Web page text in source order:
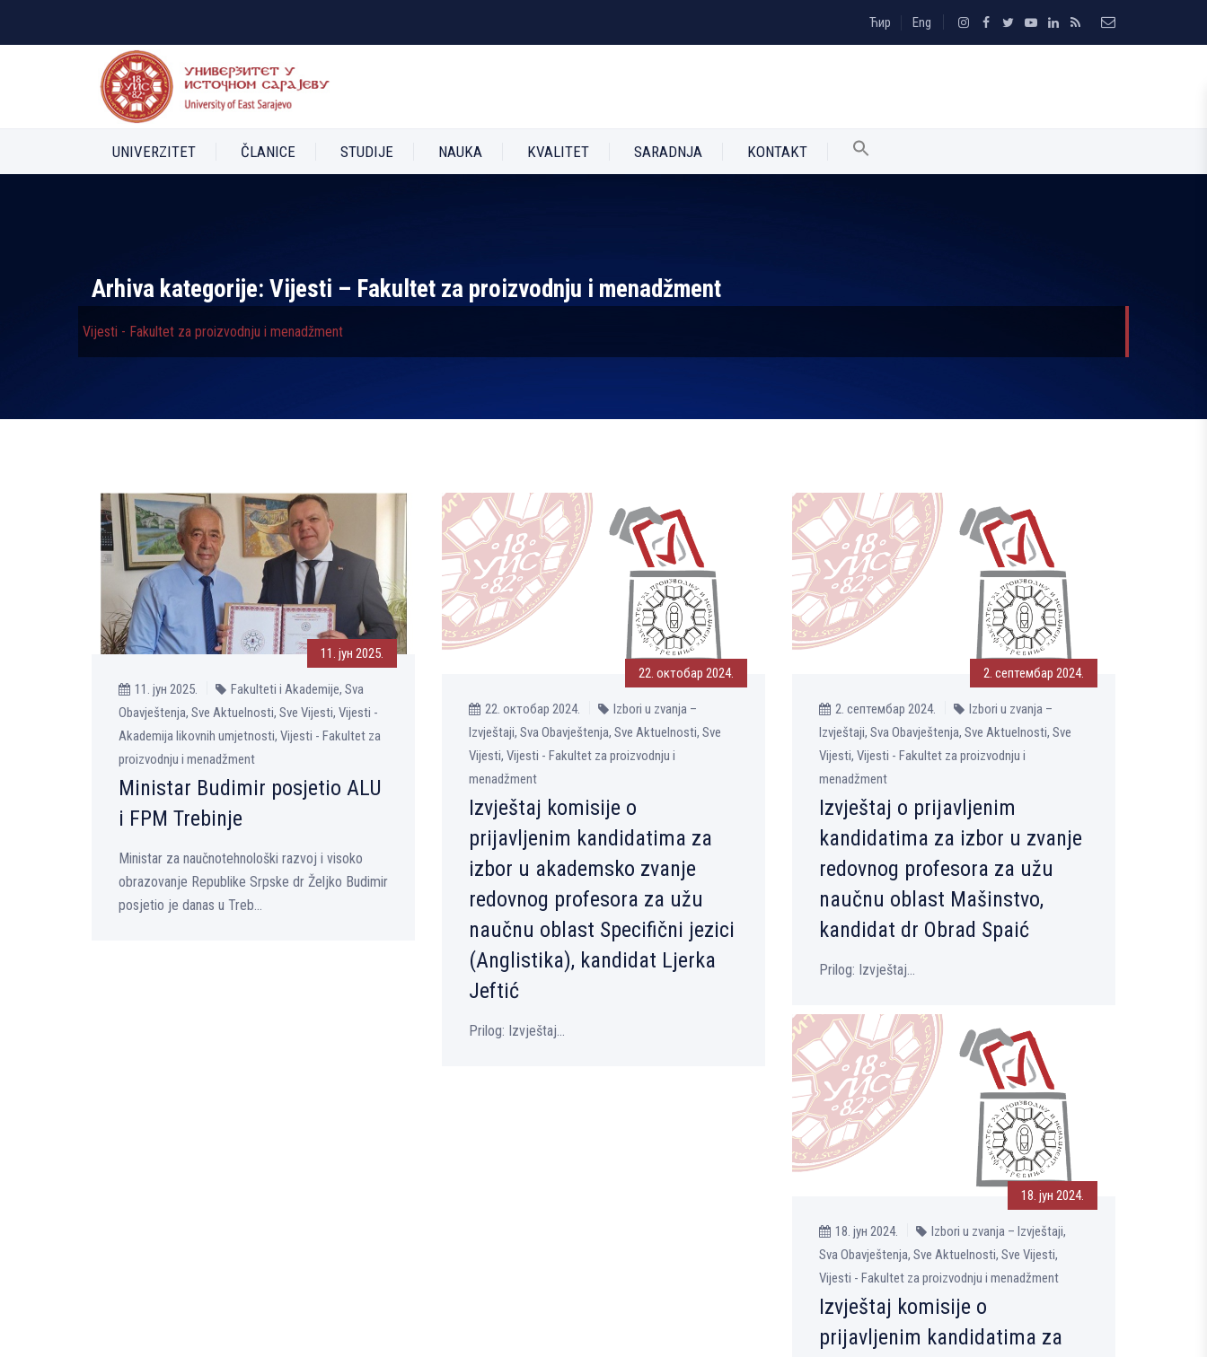
Ћир Eng
UNIVERZITET ČLANICE STUDIJE NAUKA KVALITET SARADNJA KONTAKT
Arhiva kategorije: Vijesti – Fakultet za proizvodnju i menadžment
Vijesti - Fakultet za proizvodnju i menadžment
11. јун 2025.
11. јун 2025.
Fakulteti i Akademije, Sva
Obavještenja, Sve Aktuelnosti, Sve Vijesti, Vijesti -
Akademija likovnih umjetnosti, Vijesti - Fakultet za
proizvodnju i menadžment
Ministar Budimir posjetio ALU
i FPM Trebinje
Ministar za naučnotehnološki razvoj i visoko
obrazovanje Republike Srpske dr Želјko Budimir
posjetio je danas u Treb...
22. октобар 2024.
22. октобар 2024.
Izbori u zvanja –
Izvještaji, Sva Obavještenja, Sve Aktuelnosti, Sve
Vijesti, Vijesti - Fakultet za proizvodnju i
menadžment
Izvještaj komisije o
prijavlјenim kandidatima za
izbor u akademsko zvanje
redovnog profesora za užu
naučnu oblast Specifični jezici
(Anglistika), kandidat Ljerka
Jeftić
Prilog: Izvještaj...
2. септембар 2024.
2. септембар 2024.
Izbori u zvanja –
Izvještaji, Sva Obavještenja, Sve Aktuelnosti, Sve
Vijesti, Vijesti - Fakultet za proizvodnju i
menadžment
Izvještaj o prijavljenim
kandidatima za izbor u zvanje
redovnog profesora za užu
naučnu oblast Mašinstvo,
kandidat dr Obrad Spaić
Prilog: Izvještaj...
18. јун 2024.
18. јун 2024.
Izbori u zvanja – Izvještaji,
Sva Obavještenja, Sve Aktuelnosti, Sve Vijesti,
Vijesti - Fakultet za proizvodnju i menadžment
Izvještaj komisije o
prijavlјenim kandidatima za